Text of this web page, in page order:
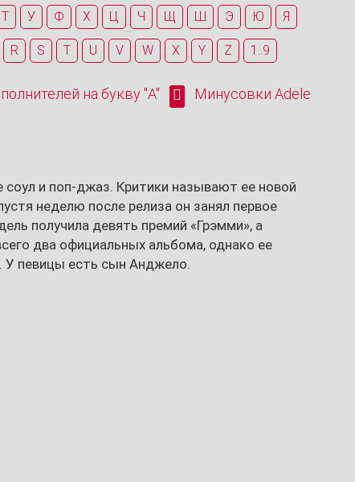
Т У Ф Х Ц Ч Щ Ш Э Ю Я
R S T U V W X Y Z 1..9
на букву "A" Минусовки Adele
соул и поп-джаз. Критики называют ее новой
неделю после релиза он занял первое
получила девять премий «Грэмми», а
два официальных альбома, однако ее
У певицы есть сын Анджело.